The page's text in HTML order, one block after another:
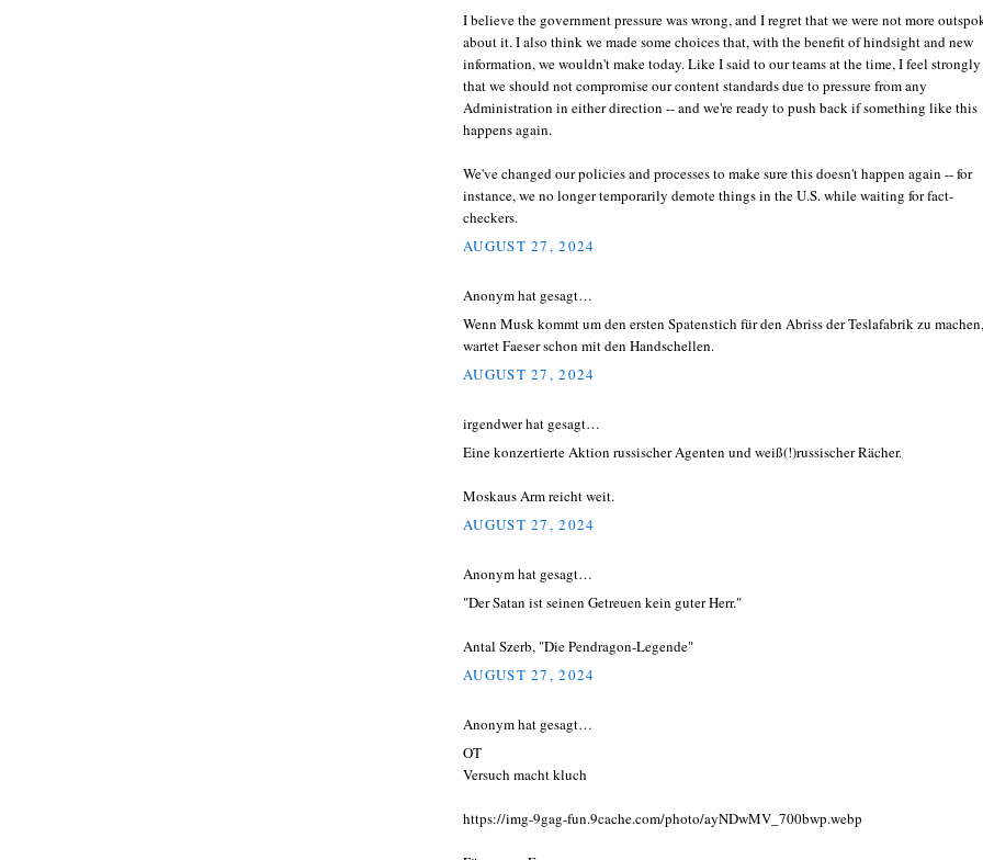
I believe the government pressure was wrong, and I regret that we were not more
about it. I also think we made some choices that, with the benefit of hindsight and new
information, we wouldn't make today. Like I said to our teams at the time, I feel strongly
that we should not compromise our content standards due to pressure from any
Administration in either direction -- and we're ready to push back if something like this
happens again.
We've changed our policies and processes to make sure this doesn't happen again -- for
instance, we no longer temporarily demote things in the U.S. while waiting for fact-
checkers.
AUGUST 27, 2024
Anonym hat gesagt…
Wenn Musk kommt um den ersten Spatenstich für den Abriss der Teslafabrik zu machen,
wartet Faeser schon mit den Handschellen.
AUGUST 27, 2024
irgendwer hat gesagt…
Eine konzertierte Aktion russischer Agenten und weiß(!)russischer Rächer.
Moskaus Arm reicht weit.
AUGUST 27, 2024
Anonym hat gesagt…
"Der Satan ist seinen Getreuen kein guter Herr."
Antal Szerb, "Die Pendragon-Legende"
AUGUST 27, 2024
Anonym hat gesagt…
OT
Versuch macht kluch
https://img-9gag-fun.9cache.com/photo/ayNDwMV_700bwp.webp